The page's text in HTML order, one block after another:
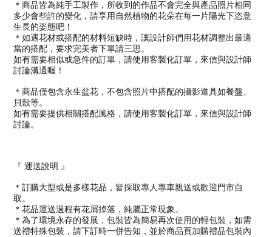
＊商品皆為純手工製作，所收到的作品不會完全與產品照片相同
多少會些許的變化，請享用自然植物的花朵在每一片陽光下恣意
生長的姿態吧！
＊如遇花材或搭配的材料短缺時，讓設計師們用花材調整出最適
當的搭配，要求完美者下單請三思。
如有需要相似或急件的訂單，請使用客製化訂單，來信與設計師
討論溝通喔！
＊商品僅包含永生盆花，不包含照片中搭配的攝影道具如餐盤、
貝殼等。
如有需要提供相關搭配風格，請使用客製化訂單，來信與設計師
討論。
『 運送說明 』
＊訂購大型或是多樣花品，皆採取專人專車親送或歡迎門市自
取。
＊花品運送過程有花屑掉落，純屬正常現象。
＊為了環境永存的發展，包裝皆為簡易再次使用的輕包裝，如需
送禮特殊包裝，請下訂時一併告知，並於商品頁加購禮品包裝內